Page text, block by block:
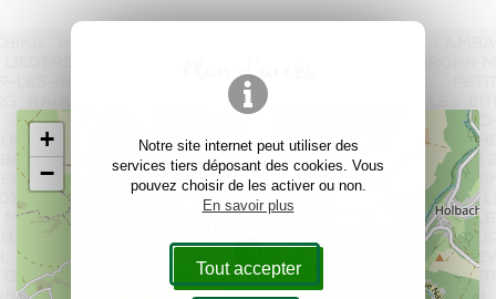
Notre site internet peut utiliser des
services tiers déposant des cookies. Vous
pouvez choisir de les activer ou non.
En savoir plus
Tout accepter
Plan d'accès
+
−